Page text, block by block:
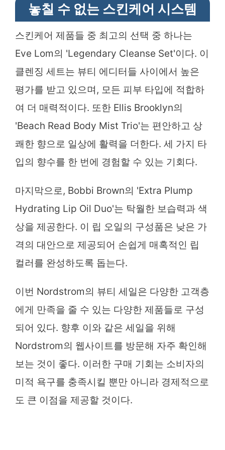
놓칠 수 없는 스킨케어 시스템
스킨케어 제품들 중 최고의 선택 중 하나는
Eve Lom의 'Legendary Cleanse Set'이다. 이
클렌징 세트는 뷰티 에디터들 사이에서 높은
평가를 받고 있으며, 모든 피부 타입에 적합하
여 더 매력적이다. 또한 Ellis Brooklyn의
'Beach Read Body Mist Trio'는 편안하고 상
쾌한 향으로 일상에 활력을 더한다. 세 가지 타
입의 향수를 한 번에 경험할 수 있는 기회다.
마지막으로, Bobbi Brown의 'Extra Plump
Hydrating Lip Oil Duo'는 탁월한 보습력과 색
상을 제공한다. 이 립 오일의 구성품은 낮은 가
격의 대안으로 제공되어 손쉽게 매혹적인 립
컬러를 완성하도록 돕는다.
이번 Nordstrom의 뷰티 세일은 다양한 고객층
에게 만족을 줄 수 있는 다양한 제품들로 구성
되어 있다. 향후 이와 같은 세일을 위해
Nordstrom의 웹사이트를 방문해 자주 확인해
보는 것이 좋다. 이러한 구매 기회는 소비자의
미적 욕구를 충족시킬 뿐만 아니라 경제적으로
도 큰 이점을 제공할 것이다.